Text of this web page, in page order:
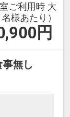
ご利用時 大
様あたり）
円
事無し